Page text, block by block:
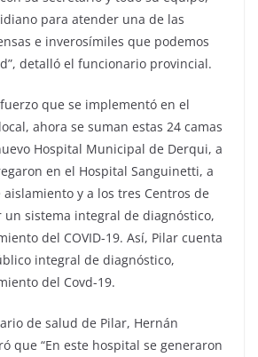
para atender una de las
e inverosímiles que podemos
detalló el funcionario provincial.
que se implementó en el
ahora se suman estas 24 camas
Hospital Municipal de Derqui, a
en el Hospital Sanguinetti, a
y a los tres Centros de
un sistema integral de diagnóstico,
del COVID-19. Así, Pilar cuenta
integral de diagnóstico,
del Covd-19.
de salud de Pilar, Hernán
que “En este hospital se generaron